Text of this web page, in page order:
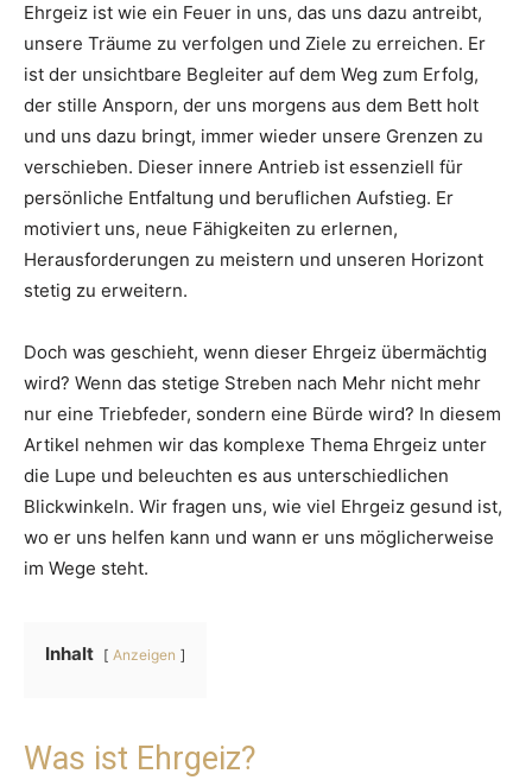
Ehrgeiz ist wie ein Feuer in uns, das uns dazu antreibt,
unsere Träume zu verfolgen und Ziele zu erreichen. Er
ist der unsichtbare Begleiter auf dem Weg zum Erfolg,
der stille Ansporn, der uns morgens aus dem Bett holt
und uns dazu bringt, immer wieder unsere Grenzen zu
verschieben. Dieser innere Antrieb ist essenziell für
persönliche Entfaltung und beruflichen Aufstieg. Er
motiviert uns, neue Fähigkeiten zu erlernen,
Herausforderungen zu meistern und unseren Horizont
stetig zu erweitern.
Doch was geschieht, wenn dieser Ehrgeiz übermächtig
wird? Wenn das stetige Streben nach Mehr nicht mehr
nur eine Triebfeder, sondern eine Bürde wird? In diesem
Artikel nehmen wir das komplexe Thema Ehrgeiz unter
die Lupe und beleuchten es aus unterschiedlichen
Blickwinkeln. Wir fragen uns, wie viel Ehrgeiz gesund ist,
wo er uns helfen kann und wann er uns möglicherweise
im Wege steht.
Inhalt Anzeigen
Was ist Ehrgeiz?